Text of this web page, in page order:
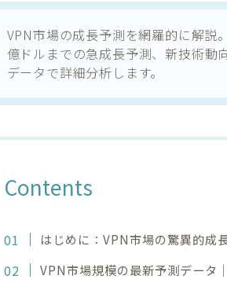
VPN市場の成長予測を網羅的に解
億ドルまでの急成長予測、新技術動
データで詳細分析します。
Contents
はじめに：VPN市場の驚異的成
VPN市場規模の最新予測データ